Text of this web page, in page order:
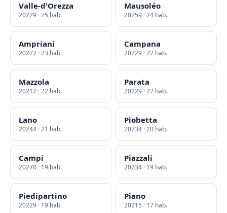
Valle-d'Orezza
20229 · 25 hab.
Mausoléo
20259 · 24 hab.
Ampriani
20272 · 23 hab.
Campana
20229 · 22 hab.
Mazzola
20212 · 22 hab.
Parata
20229 · 22 hab.
Lano
20244 · 21 hab.
Piobetta
20234 · 20 hab.
Campi
20270 · 19 hab.
Piazzali
20234 · 19 hab.
Piedipartino
20229 · 19 hab.
Piano
20215 · 17 hab.